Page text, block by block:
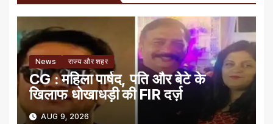
News राज्य और शहर
CG : महिला पार्षद, पति और बेटे के
खिलाफ धोखाधड़ी की FIR दर्ज़
AUG 9, 2026